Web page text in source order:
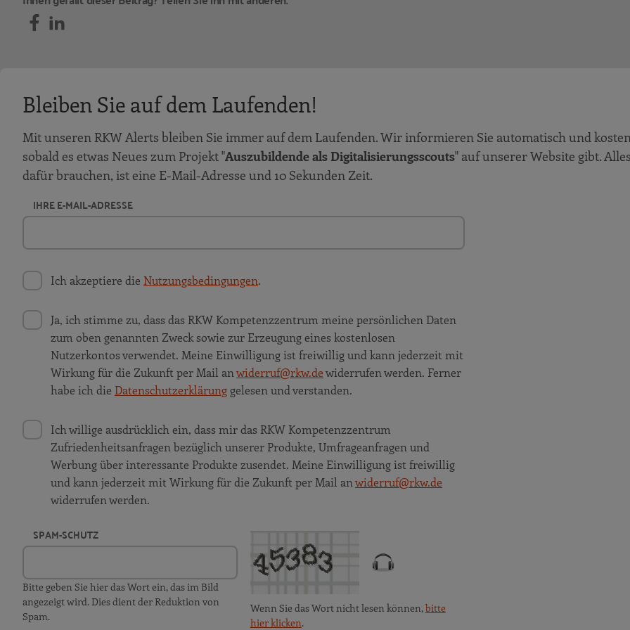
Bleiben Sie auf dem Laufenden!
Mit unseren RKW Alerts bleiben Sie immer auf dem Laufenden. Wir informieren Sie automatisch und
sobald es etwas Neues zum Projekt "Auszubildende als Digitalisierungsscouts" auf unserer Website gibt.
dafür brauchen, ist eine E-Mail-Adresse und 10 Sekunden Zeit.
IHRE E-MAIL-ADRESSE
Ich akzeptiere die Nutzungsbedingungen.
Ja, ich stimme zu, dass das RKW Kompetenzzentrum meine persönlichen Daten
zum oben genannten Zweck sowie zur Erzeugung eines kostenlosen
Nutzerkontos verwendet. Meine Einwilligung ist freiwillig und kann jederzeit mit
Wirkung für die Zukunft per Mail anwiderruf@rkw.dewiderrufen werden. Ferner
habe ich die Datenschutzerklärunggelesen und verstanden.
Ich willige ausdrücklich ein, dass mir das RKW Kompetenzzentrum
Zufriedenheitsanfragen bezüglich unserer Produkte, Umfrageanfragen und
Werbung über interessante Produkte zusendet. Meine Einwilligung ist freiwillig
und kann jederzeit mit Wirkung für die Zukunft per Mail anwiderruf@rkw.de
widerrufen werden.
SPAM-SCHUTZ
Bitte geben Sie hier das Wort ein, das im Bild
angezeigt wird. Dies dient der Reduktion von
Spam.
Wenn Sie das Wort nicht lesen können,bitte
hier klicken.